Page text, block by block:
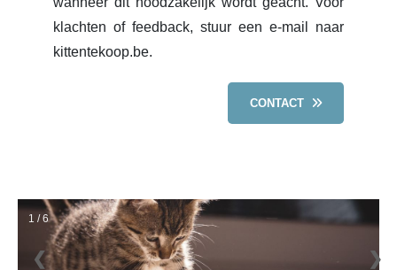
klachten of feedback, stuur een e-mail naar
kittentekoop.be.
CONTACT
1 / 6
❮ ❯